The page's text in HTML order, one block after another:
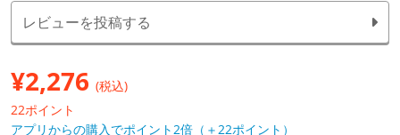
レビューを投稿する
¥2,276 (税込)
22ポイント
アプリからの購入でポイント2倍（＋22ポイント）